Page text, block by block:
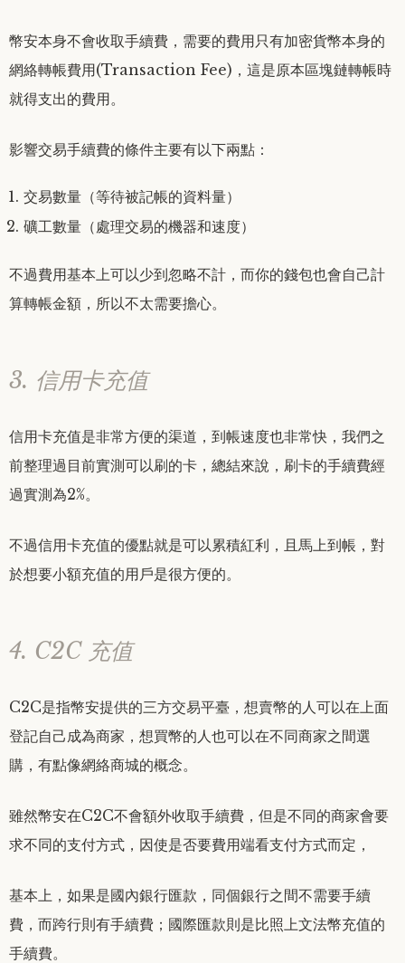
幣安本身不會收取手續費，需要的費用只有加密貨幣本身的
網絡轉帳費用(Transaction Fee)，這是原本區塊鏈轉帳時
就得支出的費用。
影響交易手續費的條件主要有以下兩點：
交易數量（等待被記帳的資料量）
礦工數量（處理交易的機器和速度）
不過費用基本上可以少到忽略不計，而你的錢包也會自己計
算轉帳金額，所以不太需要擔心。
3. 信用卡充值
信用卡充值是非常方便的渠道，到帳速度也非常快，我們之
前整理過目前實測可以刷的卡，總結來說，刷卡的手續費經
過實測為2%。
不過信用卡充值的優點就是可以累積紅利，且馬上到帳，對
於想要小額充值的用戶是很方便的。
4. C2C 充值
C2C是指幣安提供的三方交易平臺，想賣幣的人可以在上面
登記自己成為商家，想買幣的人也可以在不同商家之間選
購，有點像網絡商城的概念。
雖然幣安在C2C不會額外收取手續費，但是不同的商家會要
求不同的支付方式，因使是否要費用端看支付方式而定，
基本上，如果是國內銀行匯款，同個銀行之間不需要手續
費，而跨行則有手續費；國際匯款則是比照上文法幣充值的
手續費。